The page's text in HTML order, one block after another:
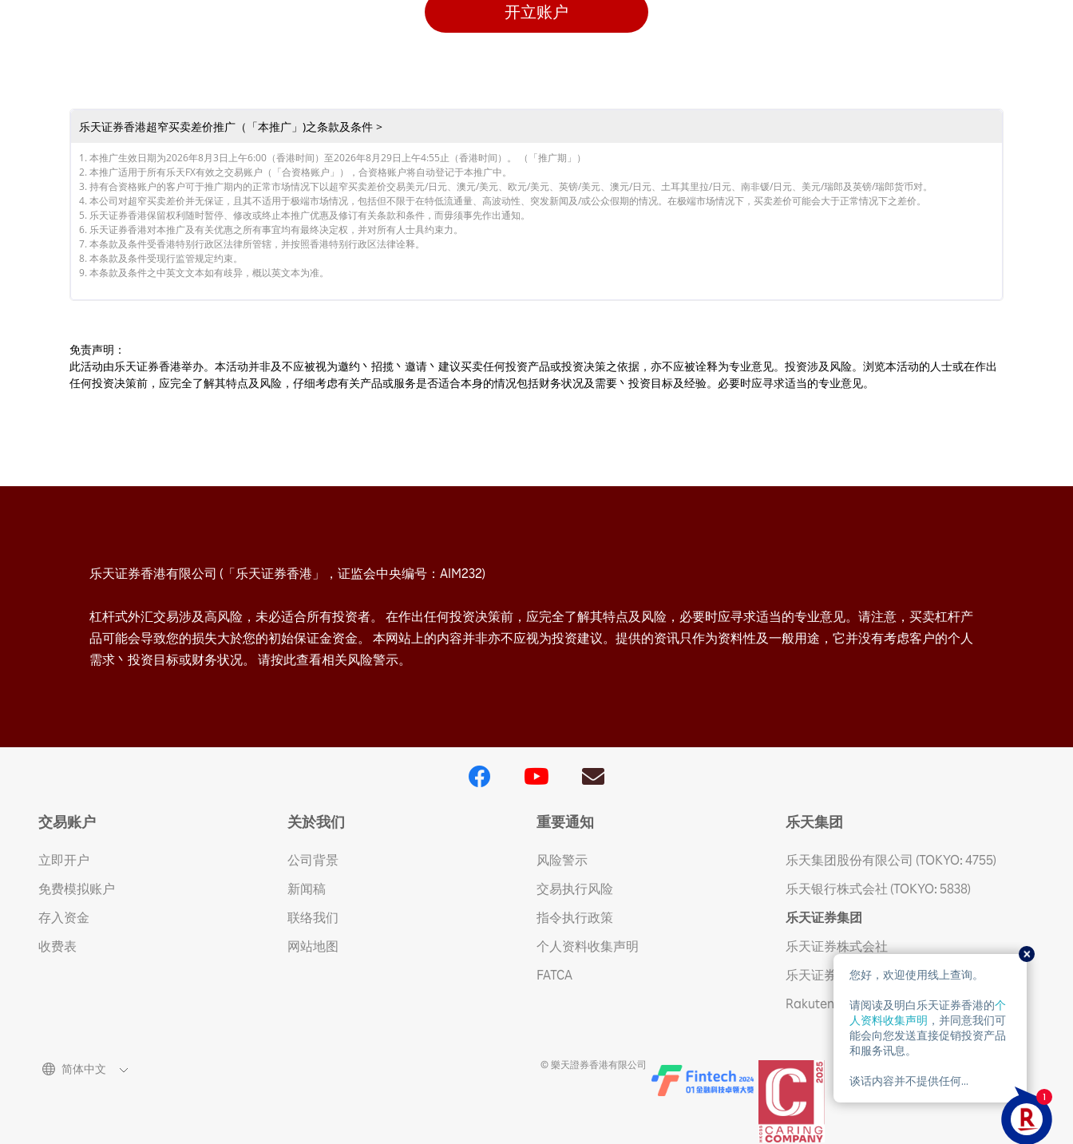
开立账户
乐天证券香港超窄买卖差价推广（「本推广」)之条款及条件 >
1. 本推广生效日期为2026年8月3日上午6:00（香港时间）至2026年8月29日上午4:55止（香港时间）。 （「推广期」）
2. 本推广适用于所有乐天FX有效之交易账户（「合资格账户」），合资格账户将自动登记于本推广中。
3. 持有合资格账户的客户可于推广期内的正常市场情况下以超窄买卖差价交易美元/日元、澳元/美元、欧元/美元、英镑/美元、澳元/日元、土耳其里拉/日元、南非锾/日元、美元/瑞郎及英镑/瑞郎货币对。
4. 本公司对超窄买卖差价并无保证，且其不适用于极端市场情况，包括但不限于在特低流通量、高波动性、突发新闻及/或公众假期的情况。在极端市场情况下，买卖差价可能会大于正常情况下之差价。
5. 乐天证券香港保留权利随时暂停、修改或终止本推广优惠及修订有关条款和条件，而毋须事先作出通知。
6. 乐天证券香港对本推广及有关优惠之所有事宜均有最终决定权，并对所有人士具约束力。
7. 本条款及条件受香港特别行政区法律所管辖，并按照香港特别行政区法律诠释。
8. 本条款及条件受现行监管规定约束。
9. 本条款及条件之中英文文本如有歧异，概以英文本为准。
免责声明：
此活动由乐天证券香港举办。本活动并非及不应被视为邀约丶招揽丶邀请丶建议买卖任何投资产品或投资决策之依据，亦不应被诠释为专业意见。投资涉及风险。浏览本活动的人士或在作出
任何投资决策前，应完全了解其特点及风险，仔细考虑有关产品或服务是否适合本身的情况包括财务状况及需要丶投资目标及经验。必要时应寻求适当的专业意见。
乐天证券香港有限公司 (「乐天证券香港」，证监会中央编号：AIM232)
杠杆式外汇交易涉及高风险，未必适合所有投资者。 在作出任何投资决策前，应完全了解其特点及风险，必要时应寻求适当的专业意见。请注意，买卖杠杆产
品可能会导致您的损失大於您的初始保证金资金。 本网站上的内容并非亦不应视为投资建议。提供的资讯只作为资料性及一般用途，它并没有考虑客户的个人
需求丶投资目标或财务状况。 请按此查看相关风险警示。
交易账户
立即开户
免费模拟账户
存入资金
收费表
关於我们
公司背景
新闻稿
联络我们
网站地图
重要通知
风险警示
交易执行风险
指令执行政策
个人资料收集声明
FATCA
乐天集团
乐天集团股份有限公司 (TOKYO: 4755)
乐天银行株式会社 (TOKYO: 5838)
乐天证券集团
乐天证券株式会社
乐天证券金业香港有限公司
Rakuten Trade Sdn. Bhd
简体中文 © 樂天證券香港有限公司